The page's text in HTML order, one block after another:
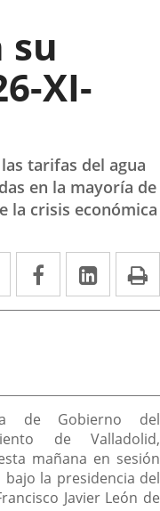
su
XI-
tarifas del agua
en la mayoría de
la crisis económica
Twitter
Enlace Facebook
Enlace
a
externa.
Enlace
a
de Gobierno del
de Valladolid,
mañana en sesión
la presidencia del
Javier León de